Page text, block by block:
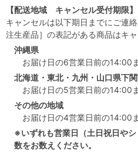
【配送地域 キャンセル受付期限】
キャンセルは以下期日までにご連
注生産品］の表記がある商品はキャ
沖縄県
お届け日の6営業日前の14:00
北海道・東北・九州・山口県下
お届け日の5営業日前の14:00
その他の地域
お届け日の4営業日前の14:00
※いずれも営業日（土日祝日や
数をお数えください。